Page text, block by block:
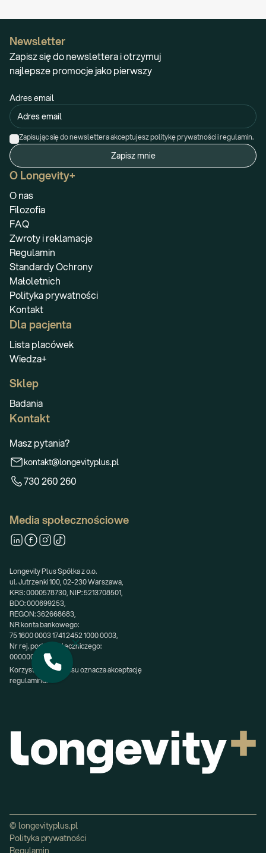
O Longevity+
O nas
Filozofia
FAQ
Zwroty i reklamacje
Regulamin
Standardy Ochrony
Małoletnich
Polityka prywatności
Kontakt
Dla pacjenta
Lista placówek
Wiedza+
Sklep
Badania
Kontakt
Masz pytania?
kontakt@longevityplus.pl
730 260 260
Media społecznościowe
Longevity Plus Spółka z o.o.
ul. Jutrzenki 100, 02-230 Warszawa,
KRS: 0000578730, NIP: 5213708501,
BDO: 000699253,
REGON: 362668683,
NR konta bankowego:
75 1600 0003 1741 2452 1000 0003,
Nr rej. podmiotu leczniczego:
000000200611.
Korzystanie z serwisu oznacza akceptację
regulaminu.
Newsletter
Zapisz się do newslettera i otrzymuj
najlepsze promocje jako pierwszy
Adres email
Zapisując się do newslettera akceptujesz politykę prywatności i regulamin.
Zapisz mnie
© longevityplus.pl
Polityka prywatności
Regulamin